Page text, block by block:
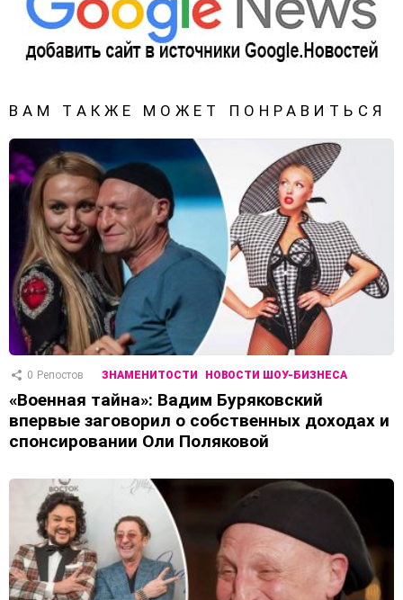
ВАМ ТАКЖЕ МОЖЕТ ПОНРАВИТЬСЯ
0 Репостов ЗНАМЕНИТОСТИ НОВОСТИ ШОУ-БИЗНЕСА
«Военная тайна»: Вадим Буряковский
впервые заговорил о собственных доходах и
спонсировании Оли Поляковой